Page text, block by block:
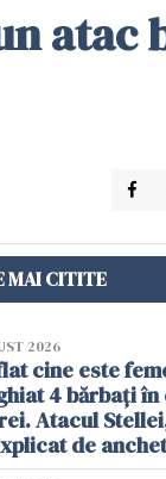
atac
MAI CITITE
2026
cine este
4 bărbați
Atacul
de